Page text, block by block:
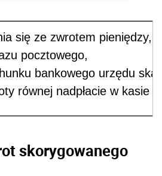
się ze zwrotem pieniędzy,
pocztowego,
bankowego urzędu
równej nadpłacie w kasie
skorygowanego